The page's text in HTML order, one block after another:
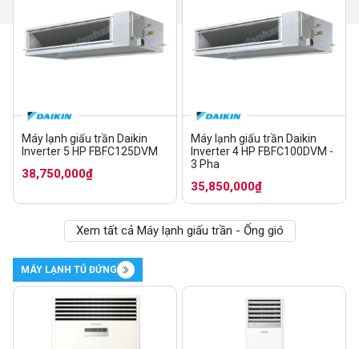
Máy lạnh giấu trần Daikin
Inverter 5 HP FBFC125DVM
38,750,000₫
Máy lạnh giấu trần Daikin
Inverter 4 HP FBFC100DVM -
3 Pha
35,850,000₫
Xem tất cả Máy lạnh giấu trần - Ống gió
MÁY LẠNH TỦ ĐỨNG